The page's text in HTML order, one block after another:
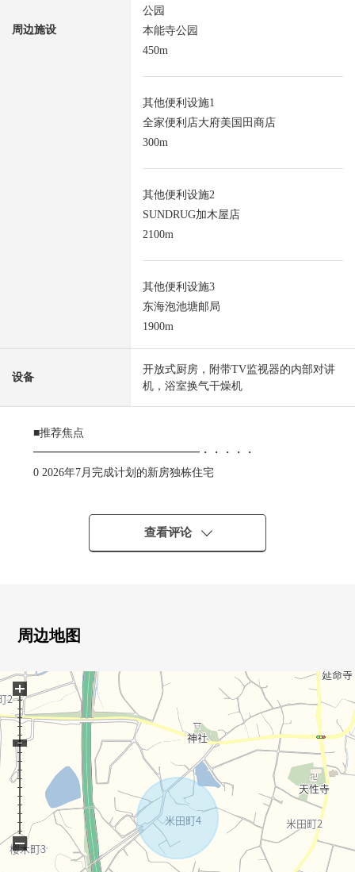
周边施设
公园
本能寺公园
450m
其他便利设施1
全家便利店大府美国田商店
300m
其他便利设施2
SUNDRUG加木屋店
2100m
其他便利设施3
东海泡池塘邮局
1900m
设备
开放式厨房，附带TV监视器的内部对讲
机，浴室换气干燥机
■推荐焦点
━━━━━━━━━━━━━━━・・・・・
0 2026年7月完成计划的新房独栋住宅
0 全居室两面派采光
0 从属于便于调料的存货以及应急食品的收藏的餐具室
0 能进出2个房间的2way阳台
查看评论
周边地图
+
−